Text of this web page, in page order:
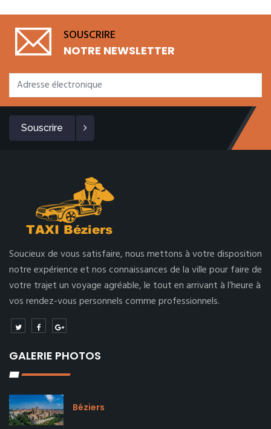
SOUSCRIRE
NOTRE NEWSLETTER
Souscrire
Soucieux de vous satisfaire, nous mettons à votre disposition
notre expérience et nos connaissances de la ville pour faire de
votre trajet un voyage agréable, le tout en arrivant à l’heure à
vos rendez-vous personnels comme professionnels.
GALERIE PHOTOS
Béziers